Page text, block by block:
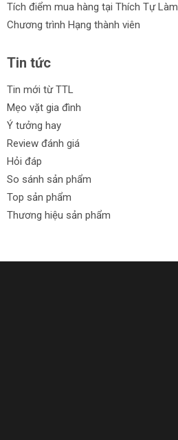
Tích điểm mua hàng tại Thích Tự Làm
Chương trình Hạng thành viên
Tin tức
Tin mới từ TTL
Mẹo vặt gia đình
Ý tưởng hay
Review đánh giá
Hỏi đáp
So sánh sản phẩm
Top sản phẩm
Thương hiệu sản phẩm